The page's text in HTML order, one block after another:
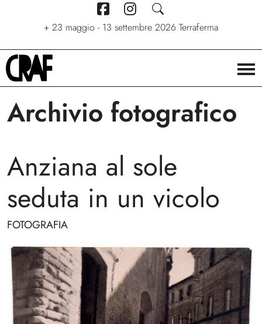
7 giugno - 6 settembre 2026 Stelle. Ritratti nel cinema di
+ 23 maggio - 13 settembre 2026 Terraferma
+ 24/04/2026 - 27/09/2026 Via per le strade
Archivio fotografico
Anziana al sole
seduta in un vicolo
FOTOGRAFIA